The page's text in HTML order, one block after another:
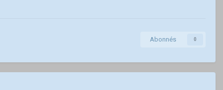
Abonnés 0